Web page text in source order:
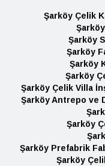
Şarköy Çelik
Şarköy
Şarköy
Şarköy
Şarköy
Şarköy Çelik Villa
Şarköy Antrepo ve
Şarköy
Şarköy Prefabrik
Şarköy